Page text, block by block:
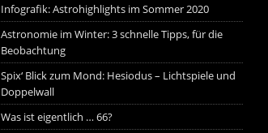
Infografik: Astrohighlights im Sommer 2020
Astronomie im Winter: 3 schnelle Tipps, für die
Beobachtung
Spix‘ Blick zum Mond: Hesiodus – Lichtspiele und
Doppelwall
Was ist eigentlich … 66?